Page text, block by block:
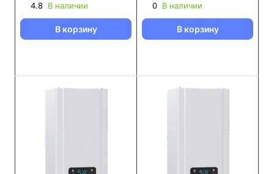
4.8 В наличии
В корзину
0 В наличии
В корзину